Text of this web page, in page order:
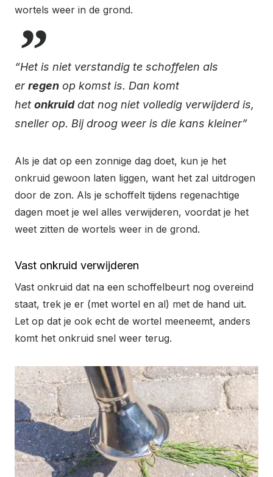
wortels weer in de grond.
“Het is niet verstandig te schoffelen als
erregen op komst is. Dan komt
het onkruiddat nog niet volledig verwijderd is,
sneller op. Bij droog weer is die kans kleiner”
Als je dat op een zonnige dag doet, kun je het
onkruid gewoon laten liggen, want het zal uitdrogen
door de zon. Als je schoffelt tijdens regenachtige
dagen moet je wel alles verwijderen, voordat je het
weet zitten de wortels weer in de grond.
Vast onkruid verwijderen
Vast onkruid dat na een schoffelbeurt nog overeind
staat, trek je er (met wortel en al) met de hand uit.
Let op dat je ook echt de wortel meeneemt, anders
komt het onkruid snel weer terug.